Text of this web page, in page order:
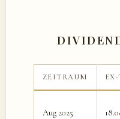
ZEITRAUM
Aug 2025